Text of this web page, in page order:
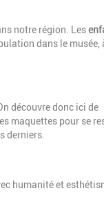
notre région. Les
dans le musée,
découvre donc ici de
maquettes pour se
derniers.
humanité et